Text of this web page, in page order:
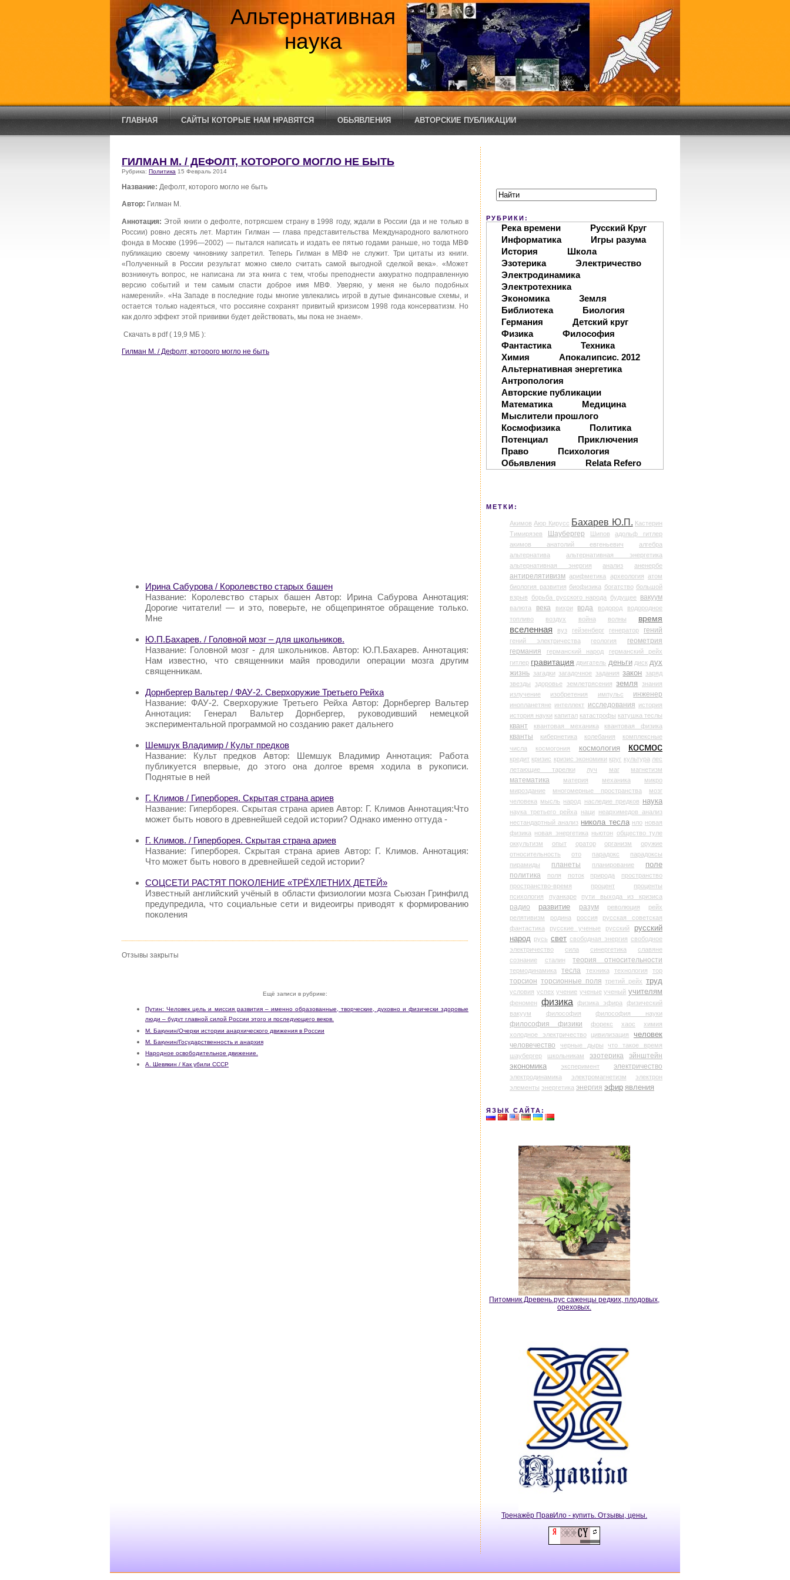
Альтернативная
наука
ГЛАВНАЯ САЙТЫ КОТОРЫЕ НАМ НРАВЯТСЯ ОБЬЯВЛЕНИЯ АВТОРСКИЕ ПУБЛИКАЦИИ
ГИЛМАН М. / ДЕФОЛТ, КОТОРОГО МОГЛО НЕ БЫТЬ
Рубрика: Политика 15 Февраль 2014
Название: Дефолт, которого могло не быть
Автор: Гилман М.
Аннотация: Этой книги о дефолте, потрясшем страну в 1998 году, ждали в России (да и не только в
России) ровно десять лет. Мартин Гилман — глава представительства Международного валютного
фонда в Москве (1996—2002) — пытался написать и издать ее пятью годами раньше, но тогда МВФ
публикацию своему чиновнику запретил. Теперь Гилман в МВФ не служит. Три цитаты из книги.
«Полученный в России результат можно смело считать самой выгодной сделкой века». «Может
возникнуть вопрос, не написана ли эта книга с тем, чтобы преподнести аккуратно подправленную
версию событий и тем самым спасти доброе имя МВФ. Уверяю, у меня не было подобных
намерений». «На Западе в последние годы многие увлекались игрой в дутые финансовые схемы, и
остается только надеяться, что россияне сохранят привитый кризисом 1998 года консерватизм. Но
как долго эффект этой прививки будет действовать, мы пока не знаем».
Скачать в pdf ( 19,9 МБ ):
Гилман М. / Дефолт, которого могло не быть
Ирина Сабурова / Королевство старых башен
Название: Королевство старых башен Автор: Ирина Сабурова Аннотация:
Дорогие читатели! — и это, поверьте, не общепринятое обращение только.
Мне
Ю.П.Бахарев. / Головной мозг – для школьников.
Название: Головной мозг - для школьников. Автор: Ю.П.Бахарев. Аннотация:
Нам известно, что священники майя проводили операции мозга другим
священникам.
Дорнбергер Вальтер / ФАУ-2. Сверхоружие Третьего Рейха
Название: ФАУ-2. Сверхоружие Третьего Рейха Автор: Дорнбергер Вальтер
Аннотация: Генерал Вальтер Дорнбергер, руководивший немецкой
экспериментальной программой но созданию ракет дальнего
Шемшук Владимир / Культ предков
Название: Культ предков Автор: Шемшук Владимир Аннотация: Работа
публикуется впервые, до этого она долгое время ходила в рукописи.
Поднятые в ней
Г. Климов / Гиперборея. Скрытая страна ариев
Название: Гиперборея. Скрытая страна ариев Автор: Г. Климов Аннотация:Что
может быть нового в древнейшей седой истории? Однако именно оттуда -
Г. Климов. / Гиперборея. Скрытая страна ариев
Название: Гиперборея. Скрытая страна ариев Автор: Г. Климов. Аннотация:
Что может быть нового в древнейшей седой истории?
СОЦСЕТИ РАСТЯТ ПОКОЛЕНИЕ «ТРЁХЛЕТНИХ ДЕТЕЙ»
Известный английский учёный в области физиологии мозга Сьюзан Гринфилд
предупредила, что социальные сети и видеоигры приводят к формированию
поколения
Отзывы закрыты
Ещё записи в рубрике:
Путин: Человек цель и миссия развития – именно образованные, творческие, духовно и физически здоровые
люди – будут главной силой России этого и последующего веков.
М. Бакунин/Очерки истории анархического движения в России
М. Бакунин/Государственность и анархия
Народное освободительное движение.
А. Шевякин / Как убили СССР
РУБРИКИ:
Река времени
Русский Круг
Информатика
Игры разума
История
Школа
Эзотерика
Электричество
Электродинамика
Электротехника
Экономика
Земля
Библиотека
Биология
Германия
Детский круг
Физика
Философия
Фантастика
Техника
Химия
Апокалипсис. 2012
Альтернативная энергетика
Антропология
Авторские публикации
Математика
Медицина
Мыслители прошлого
Космофизика
Политика
Потенциал
Приключения
Право
Психология
Обьявления
Relata Refero
МЕТКИ:
Акимов Аюр Кирусс Бахарев Ю.П. Кастерин
Тимирязев
Шаубергер Шипов
адольф гитлер
акимов анатолий евгеньевич
алгебра
альтернатива
альтернативная энергетика
альтернативная энергия
анализ аненербе
антирелятивизм арифметика археология атом
биология развития биофизика богатство большой
взрыв
борьба русского народа будущее вакуум
валюта века вихри вода водород
водородное
топливо
воздух война волны
время
вселенная
вуз гейзенберг генератор гений
гений электричества геология
геометрия
германия
германский народ
германский рейх
гитлер гравитация двигатель деньги диск дух
жизнь загадки загадочное задания закон заряд
звезды
здоровье землетрясения земля
знания
излучение
изобретения импульс инженер
инопланетяне интеллект исследования история
история науки капитал катастрофы катушка теслы
квант квантовая механика квантовая физика
кванты кибернетика колебания
комплексные
числа
космогония космология космос
кредит кризис кризис экономики круг культура лес
летающие тарелки
луч маг магнетизм
математика материя механика
микро
мироздание
многомерные пространства
мозг
человека мысль народ наследие предков наука
наука третьего рейха наци
неархимедов анализ
нестандартный анализ никола тесла нло новая
физика новая энергетика ньютон общество туле
оккультизм
опыт оратор организм
оружие
относительность
ото парадокс
парадоксы
пирамиды
планеты планирование
поле
политика
поля поток природа
пространство
пространство-время
процент
проценты
психология
пуанкаре пути выхода из кризиса
радио развитие разум революция
рейх
релятивизм
родина россия
русская советская
фантастика
русские ученые русский
русский
народ русь свет свободная энергия свободное
электричество
сила синергетика
славяне
сознание
сталин теория относительности
термодинамика тесла техника технология тор
торсион торсионные поля третий рейх труд
условия успех учение ученые ученый учителям
феномен физика физика эфира
физический
вакуум
философия философия науки
философия физики форекс хаос
химия
холодное электричество
цивилизация человек
человечество черные дыры
что такое время
шаубергер
школьникам эзотерика
эйнштейн
экономика
эксперимент электричество
электродинамика электромагнетизм
электрон
элементы энергетика энергия эфир явления
ЯЗЫК САЙТА:
Питомник Древень.рус саженцы редких, плодовых,
ореховых.
Тренажёр ПравИло - купить. Отзывы, цены.